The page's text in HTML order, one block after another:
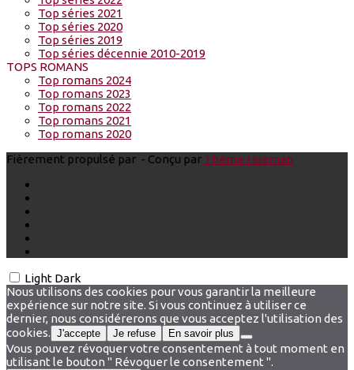
Top séries 2021
Top séries 2020
Top séries 2019
Top séries décennie 2010-2019
TOPS ROMANS
Top romans 2024
Top romans 2023
Top romans 2022
Top romans 2021
Top romans 2020
Fièrement propulsé par - Conçu par Thème Hueman
Light Dark
Nous utilisons des cookies pour vous garantir la meilleure
expérience sur notre site. Si vous continuez à utiliser ce
dernier, nous considérerons que vous acceptez l'utilisation des
cookies. J'accepte Je refuse En savoir plus
Vous pouvez révoquer votre consentement à tout moment en
utilisant le bouton " Révoquer le consentement ".